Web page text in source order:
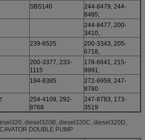
SBS140
244-8479, 244-
8485,
244-8477, 200-
3410,
239-6525
200-3343, 205-
6718,
200-3377, 233-
1115
178-6641, 215-
9991,
194-8385
272-6959, 247-
8780
254-4109, 292-
8768
247-8783, 173-
3519
diesel320B, diesel320C, diesel320D,
DOUBLE PUMP